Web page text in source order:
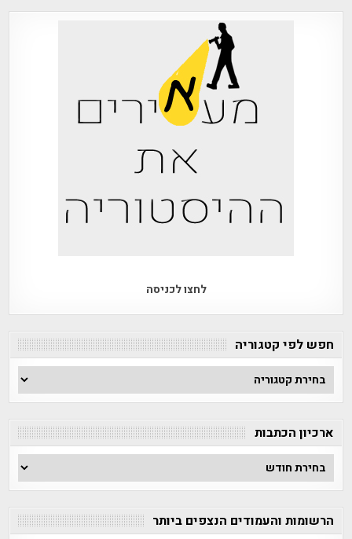
לחצו לכניסה
חפש לפי קטגוריה
חפש
לפי
ארכיון הכתבות
ארכיון
הכתבות
הרשומות והעמודים הנצפים ביותר